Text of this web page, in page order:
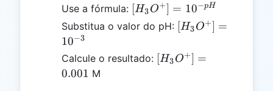
Use a fórmula: [H_3O^+]
= 10^{-
[H3O+] = 10−pH
Substitua o valor do pH: [H_3O^+]
10^{-3}
[H3O+] =
10−3
Calcule o resultado: [H_3O^+]
[H3O+] =
0.001 M